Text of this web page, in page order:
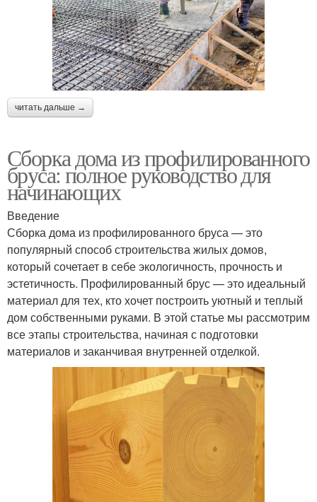
читать дальше →
Сборка дома из профилированного
бруса: полное руководство для
начинающих
Введение
Сборка дома из профилированного бруса — это
популярный способ строительства жилых домов,
который сочетает в себе экологичность, прочность и
эстетичность. Профилированный брус — это идеальный
материал для тех, кто хочет построить уютный и теплый
дом собственными руками. В этой статье мы рассмотрим
все этапы строительства, начиная с подготовки
материалов и заканчивая внутренней отделкой.